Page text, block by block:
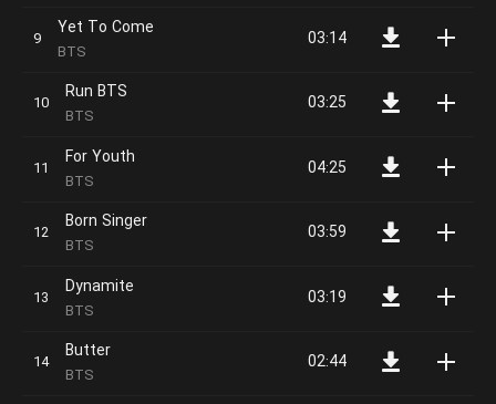
Yet To Come
BTS
03:14
Run BTS
BTS
03:25
For Youth
BTS
04:25
Born Singer
BTS
03:59
Dynamite
BTS
03:19
Butter
BTS
02:44